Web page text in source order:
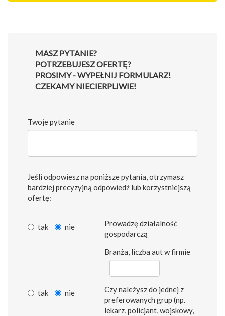
MASZ PYTANIE?
POTRZEBUJESZ OFERTĘ?
PROSIMY - WYPEŁNIJ FORMULARZ!
CZEKAMY NIECIERPLIWIE!
Twoje pytanie
Jeśli odpowiesz na poniższe pytania, otrzymasz
bardziej precyzyjną odpowiedź lub korzystniejszą
ofertę:
tak nie
Prowadzę działalność
gospodarczą
Branża, liczba aut w firmie
tak nie
Czy należysz do jednej z
preferowanych grup (np.
lekarz, policjant, wojskowy,